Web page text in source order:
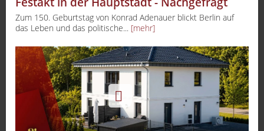
Zum 150. Geburtstag von Konrad Adenauer blickt Berlin auf
das Leben und das politische... [mehr]